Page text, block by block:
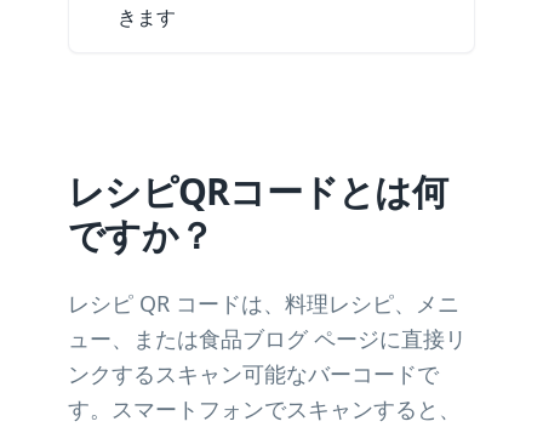
きます
レシピQRコードとは何
ですか？
レシピ QR コードは、料理レシピ、メニ
ュー、または食品ブログ ページに直接リ
ンクするスキャン可能なバーコードで
す。スマートフォンでスキャンすると、